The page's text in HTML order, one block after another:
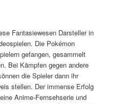
Fantasiewesen Darsteller in
Die Pokémon
gefangen, gesammelt
Bei Kämpfen gegen andere
die Spieler dann ihr
stellen. Der immense Erfolg
Anime-Fernsehserie und